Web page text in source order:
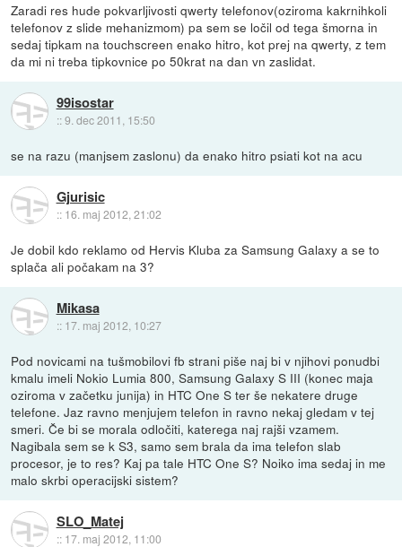
Zaradi res hude pokvarljivosti qwerty telefonov(oziroma kakrnihkoli
telefonov z slide mehanizmom) pa sem se ločil od tega šmorna in
sedaj tipkam na touchscreen enako hitro, kot prej na qwerty, z tem
da mi ni treba tipkovnice po 50krat na dan vn zaslidat.
99isostar
::9. dec 2011, 15:50
se na razu (manjsem zaslonu) da enako hitro psiati kot na acu
Gjurisic
:: 16. maj 2012, 21:02
Je dobil kdo reklamo od Hervis Kluba za Samsung Galaxy a se to
splača ali počakam na 3?
Mikasa
:: 17. maj 2012, 10:27
Pod novicami na tušmobilovi fb strani piše naj bi v njihovi ponudbi
kmalu imeli Nokio Lumia 800, Samsung Galaxy S III (konec maja
oziroma v začetku junija) in HTC One S ter še nekatere druge
telefone. Jaz ravno menjujem telefon in ravno nekaj gledam v tej
smeri. Če bi se morala odločiti, katerega naj rajši vzamem.
Nagibala sem se k S3, samo sem brala da ima telefon slab
procesor, je to res? Kaj pa tale HTC One S? Noiko ima sedaj in me
malo skrbi operacijski sistem?
SLO_Matej
:: 17. maj 2012, 11:00